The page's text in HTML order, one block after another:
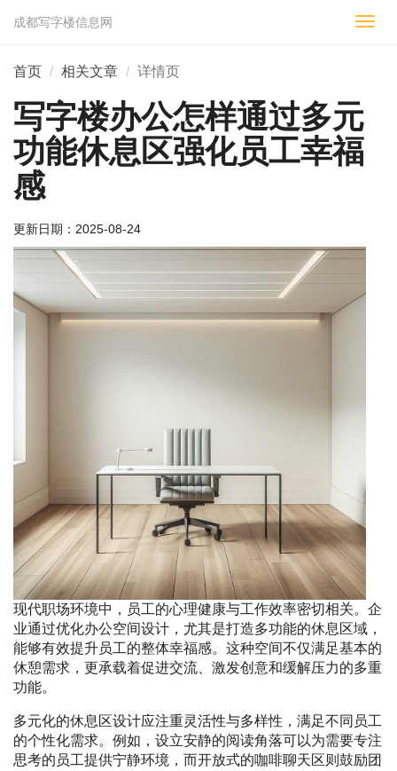
切
成都写字楼信息网
首页 相关文章 详情页
写字楼办公怎样通过多元
功能休息区强化员工幸福
感
更新日期： 2025-08-24
现代职场环境中，员工的心理健康与工作效率密切相关。企
业通过优化办公空间设计，尤其是打造多功能的休息区域，
能够有效提升员工的整体幸福感。这种空间不仅满足基本的
休憩需求，更承载着促进交流、激发创意和缓解压力的多重
功能。
多元化的休息区设计应注重灵活性与多样性，满足不同员工
的个性化需求。例如，设立安静的阅读角落可以为需要专注
思考的员工提供宁静环境，而开放式的咖啡聊天区则鼓励团